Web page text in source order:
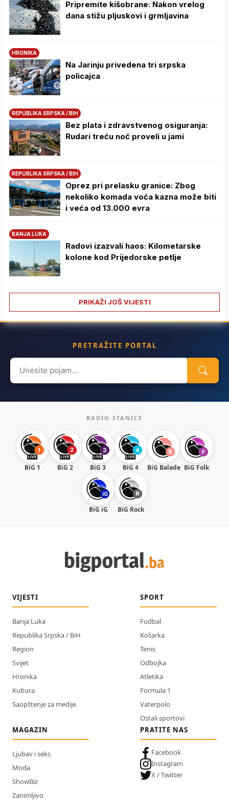
Pripremite kišobrane: Nakon vrelog
dana stižu pljuskovi i grmljavina
HRONIKA
Na Јarinju privedena tri srpska
policajca
REPUBLIKA SRPSKA / BIH
Bez plata i zdravstvenog osiguranja:
Rudari treću noć proveli u jami
REPUBLIKA SRPSKA / BIH
Oprez pri prelasku granice: Zbog
nekoliko komada voća kazna može biti
i veća od 13.000 evra
BANJA LUKA
Radovi izazvali haos: Kilometarske
kolone kod Prijedorske petlje
PRIKAŽI JOŠ VIJESTI
PRETRAŽITE PORTAL
Search
for:
RADIO STANICE
BiG 1 BiG 2 BiG 3 BiG 4 BiG Balade BiG Folk
BiG iG BiG Rock
VIJESTI
Banja Luka
Republika Srpska / BiH
Region
Svijet
Hronika
Kultura
Saopštenje za medije
SPORT
Fudbal
Košarka
Tenis
Odbojka
Atletika
Formula 1
Vaterpolo
Ostali sportovi
MAGAZIN
Ljubav i seks
Moda
ShowBiz
Zanimljivo
PRATITE NAS
Facebook
Instagram
X / Twitter